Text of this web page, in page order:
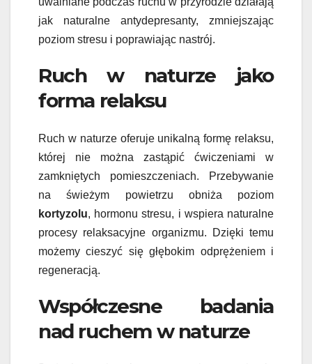
jak naturalne antydepresanty, zmniejszając
poziom stresu i poprawiając nastrój.
Ruch w naturze jako
forma relaksu
Ruch w naturze oferuje unikalną formę relaksu,
której nie można zastąpić ćwiczeniami w
zamkniętych pomieszczeniach. Przebywanie
na świeżym powietrzu obniża poziom
kortyzolu, hormonu stresu, i wspiera naturalne
procesy relaksacyjne organizmu. Dzięki temu
możemy cieszyć się głębokim odprężeniem i
regeneracją.
Współczesne badania
nad ruchem w naturze